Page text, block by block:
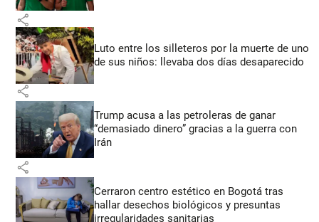
share
Luto entre los silleteros por la muerte de uno
de sus niños: llevaba dos días desaparecido
share
Trump acusa a las petroleras de ganar
“demasiado dinero” gracias a la guerra con
Irán
share
Cerraron centro estético en Bogotá tras
hallar desechos biológicos y presuntas
irregularidades sanitarias